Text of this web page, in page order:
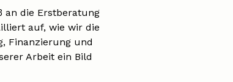
an die Erstberatung
auf, wie wir die
, Finanzierungund
Arbeit ein Bild